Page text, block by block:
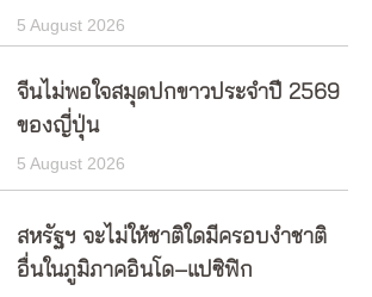
5 August 2026
จีนไม่พอใจสมุดปกขาวประจำปี 2569
ของญี่ปุ่น
5 August 2026
สหรัฐฯ จะไม่ให้ชาติใดมีครอบงำชาติ
อื่นในภูมิภาคอินโด–แปซิฟิก